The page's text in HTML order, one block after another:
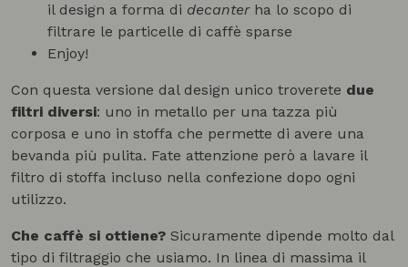
il design a forma di decanterha lo scopo di
filtrare le particelle di caffè sparse
Enjoy!
Con questa versione dal design unico troverete due
filtri diversi: uno in metallo per una tazza più
corposa e uno in stoffa che permette di avere una
bevanda più pulita. Fate attenzione però a lavare il
filtro di stoffa incluso nella confezione dopo ogni
utilizzo.
Che caffè si ottiene? Sicuramente dipende molto dal
tipo di filtraggio che usiamo. In linea di massima il